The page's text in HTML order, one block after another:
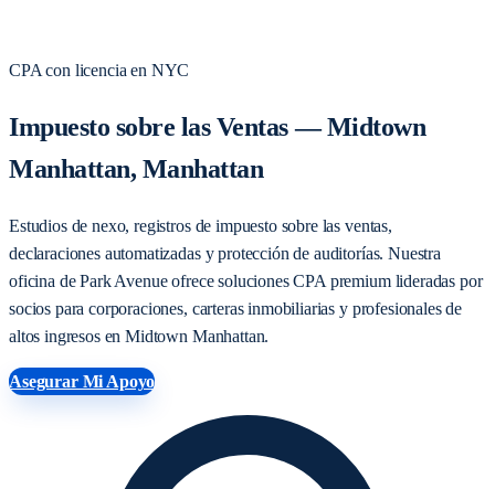
CPA con licencia en NYC
Impuesto sobre las Ventas — Midtown
Manhattan, Manhattan
Estudios de nexo, registros de impuesto sobre las ventas,
declaraciones automatizadas y protección de auditorías. Nuestra
oficina de Park Avenue ofrece soluciones CPA premium lideradas por
socios para corporaciones, carteras inmobiliarias y profesionales de
altos ingresos en Midtown Manhattan.
Asegurar Mi Apoyo